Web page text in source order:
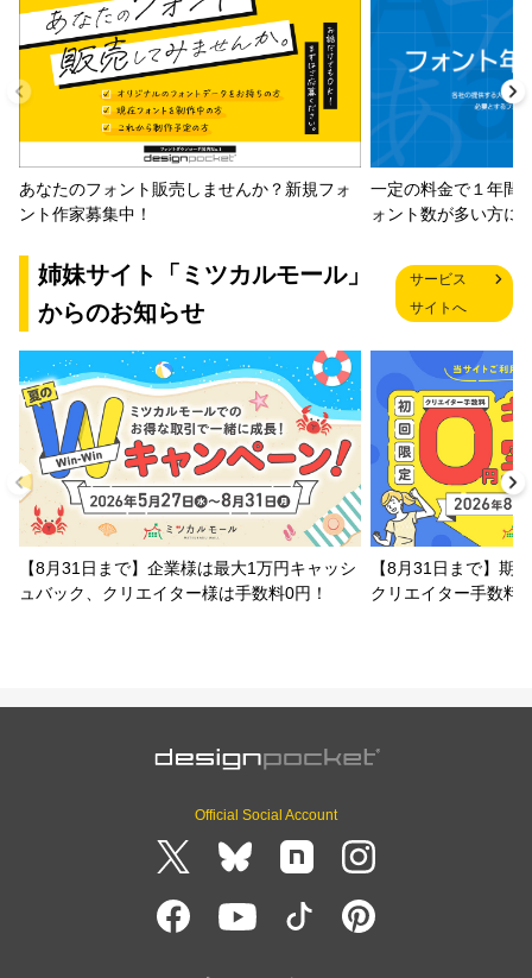
あなたのフォント販売しませんか？新規フォ
ント作家募集中！
一定の料金で１年間
ォント数が多い方に
姉妹サイト「ミツカルモール」
からのお知らせ
サービス
サイトへ
【8月31日まで】企業様は最大1万円キャッシ
ュバック、クリエイター様は手数料0円！
【8月31日まで】期
クリエイター手数料
Official Social Account